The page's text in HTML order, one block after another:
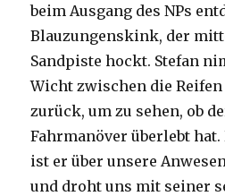
beim Ausgang des NPs
Blauzungenskink, der
Sandpiste hockt. Stefan
Wicht zwischen die
zurück, um zu sehen, ob
Fahrmanöver überlebt
ist er über unsere
und droht uns mit seiner